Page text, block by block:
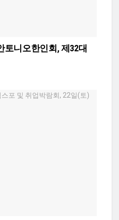
토니오한인회, 제32대